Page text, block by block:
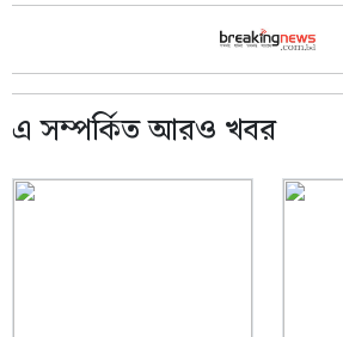
এ সম্পর্কিত আরও খবর